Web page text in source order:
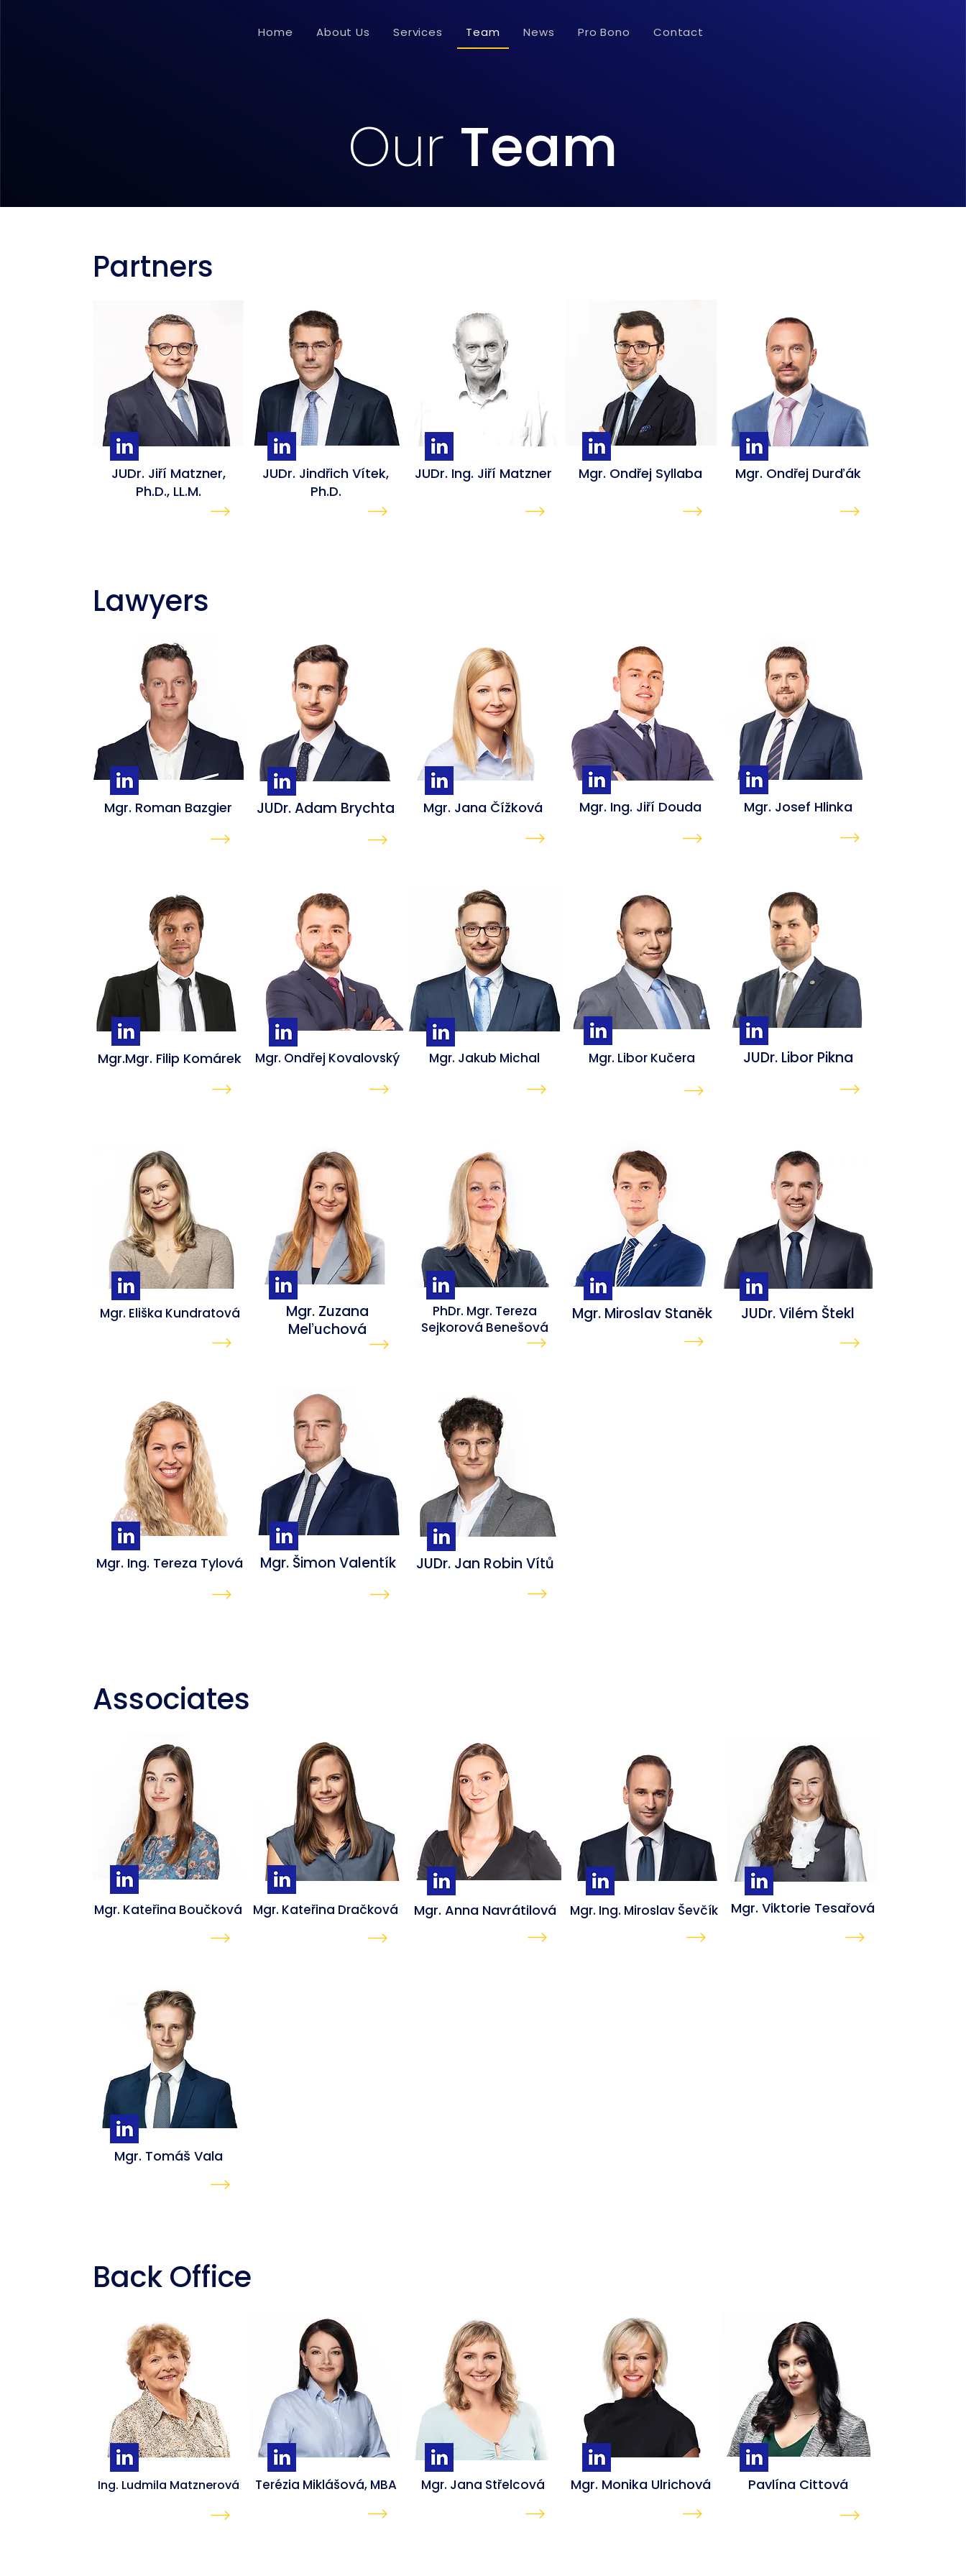
Home About Us Services Team News Pro Bono Contact
Our Team
Partners
JUDr. Jiří Matzner,
Ph.D., LL.M.
JUDr. Jindřich Vítek,
Ph.D.
JUDr. Ing. Jiří Matzner Mgr. Ondřej Syllaba Mgr. Ondřej Durďák
Lawyers
Mgr. Roman Bazgier JUDr. Adam Brychta Mgr. Jana Čížková Mgr. Ing. Jiří Douda Mgr. Josef Hlinka
Mgr.Mgr. Filip Komárek Mgr. Ondřej Kovalovský Mgr. Jakub Michal Mgr. Libor Kučera JUDr. Libor Pikna
Mgr. Eliška Kundratová
Mgr. Zuzana
Meľuchová
PhDr. Mgr. Tereza
Sejkorová Benešová
Mgr. Miroslav Staněk JUDr. Vilém Štekl
Mgr. Ing. Tereza Tylová Mgr. Šimon Valentík JUDr. Jan Robin Vítů
Associates
Mgr. Kateřina Boučková Mgr. Kateřina Dračková Mgr. Anna Navrátilová Mgr. Ing. Miroslav Ševčík Mgr. Viktorie Tesařová
Mgr. Tomáš Vala
Back Office
Ing. Ludmila Matznerová Terézia Miklášová, MBA Mgr. Jana Střelcová Mgr. Monika Ulrichová Pavlína Cittová